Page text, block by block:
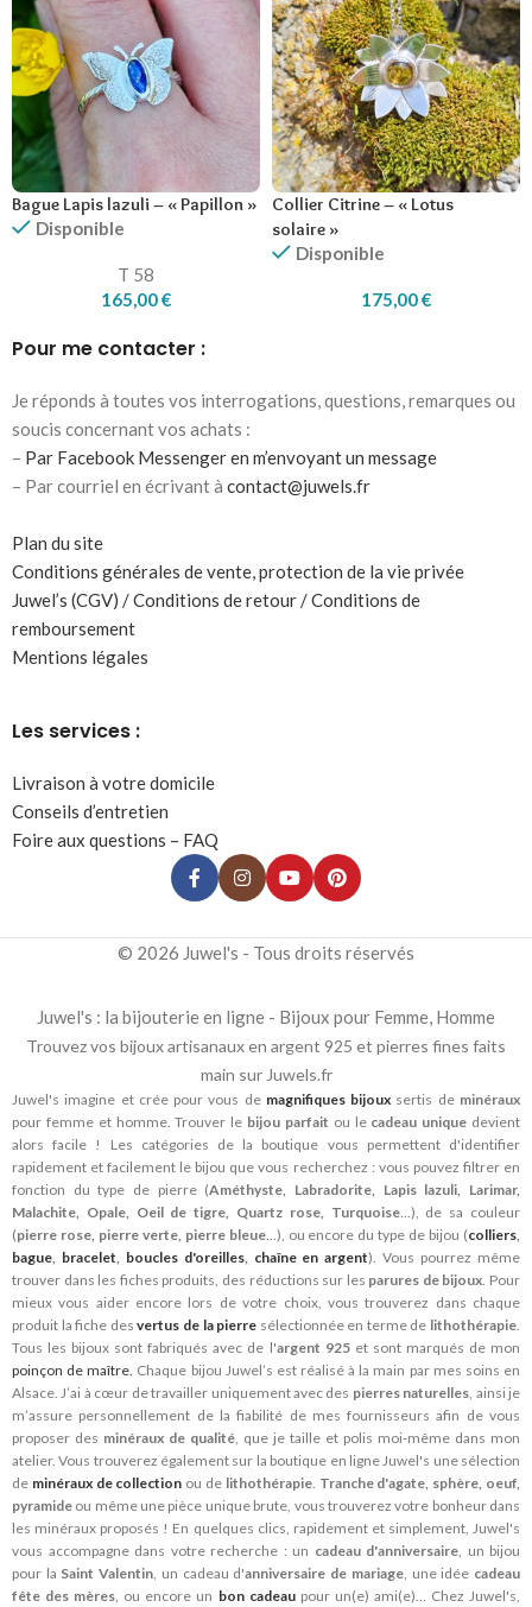
Bague Lapis lazuli – « Papillon »
Disponible
T 58
165,00€
Collier Citrine – « Lotus
solaire »
Disponible
175,00€
Pour me contacter :
Je réponds à toutes vos interrogations, questions, remarques ou
soucis concernant vos achats :
– Par Facebook Messenger en m’envoyant un message
– Par courriel en écrivant à contact@juwels.fr
Plan du site
Conditions générales de vente, protection de la vie privée
Juwel’s (CGV) / Conditions de retour / Conditions de
remboursement
Mentions légales
Les services :
Livraison à votre domicile
Conseils d’entretien
Foire aux questions – FAQ
© 2026 Juwel's - Tous droits réservés
Juwel's : la bijouterie en ligne - Bijoux pour Femme, Homme
Trouvez vos bijoux artisanaux en argent 925 et pierres fines faits
main sur Juwels.fr
Juwel's imagine et crée pour vous de magnifiques bijoux sertis de minéraux
pour femme et homme. Trouver le bijou parfait ou le cadeau unique devient
alors facile ! Les catégories de la boutique vous permettent d'identifier
rapidement et facilement le bijou que vous recherchez : vous pouvez filtrer en
fonction du type de pierre (Améthyste, Labradorite, Lapis lazuli, Larimar,
Malachite, Opale, Oeil de tigre, Quartz rose, Turquoise...), de sa couleur
(pierre rose, pierre verte, pierre bleue...), ou encore du type de bijou (colliers,
bague, bracelet, boucles d'oreilles, chaîne en argent). Vous pourrez même
trouver dans les fiches produits, des réductions sur les parures de bijoux. Pour
mieux vous aider encore lors de votre choix, vous trouverez dans chaque
produit la fiche desvertus de la pierre sélectionnée en terme de lithothérapie.
Tous les bijoux sont fabriqués avec de l'argent 925et sont marqués de mon
poinçon de maître. Chaque bijou Juwel’s est réalisé à la main par mes soins en
Alsace. J’ai à cœur de travailler uniquement avec des pierres naturelles, ainsi je
m’assure personnellement de la fiabilité de mes fournisseurs afin de vous
proposer des minéraux de qualité, que je taille et polis moi-même dans mon
atelier. Vous trouverez également sur la boutique en ligne Juwel's une sélection
de minéraux de collection ou de lithothérapie. Tranche d'agate, sphère, oeuf,
pyramide ou même une pièce unique brute, vous trouverez votre bonheur dans
les minéraux proposés ! En quelques clics, rapidement et simplement, Juwel's
vous accompagne dans votre recherche : un cadeau d'anniversaire, un bijou
pour la Saint Valentin, un cadeau d'anniversaire de mariage, une idée cadeau
fête des mères, ou encore un bon cadeaupour un(e) ami(e)... Chez Juwel's,